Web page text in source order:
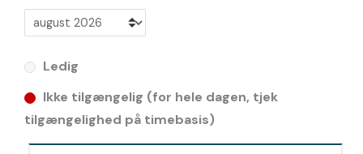
Ledig
Ikke tilgængelig (for hele dagen, tjek
tilgængelighed på timebasis)